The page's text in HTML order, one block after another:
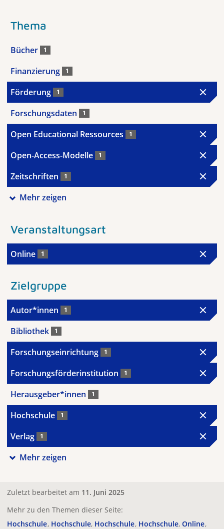
Thema
Bücher 1
Finanzierung 1
Förderung 1
Forschungsdaten 1
Open Educational Ressources 1
Open-Access-Modelle 1
Zeitschriften 1
Mehr zeigen
Veranstaltungsart
Online 1
Zielgruppe
Autor*innen 1
Bibliothek 1
Forschungseinrichtung 1
Forschungsförderinstitution 1
Herausgeber*innen 1
Hochschule 1
Verlag 1
Mehr zeigen
Zuletzt bearbeitet am 11. Juni 2025
Mehr zu den Themen dieser Seite:
Hochschule Hochschule Hochschule Hochschule Online